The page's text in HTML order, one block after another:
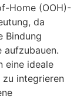
Home (OOH)-
da
Bindung
aufzubauen.
eine ideale
zu integrieren